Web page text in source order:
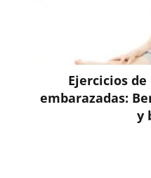
Ejercicios
embarazadas:
y